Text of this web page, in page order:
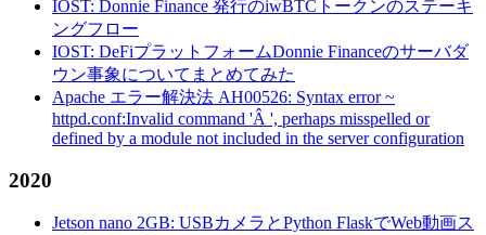
IOST: Donnie Finance 発行のiwBTCトークンのステーキ
ングフロー
IOST: DeFiプラットフォームDonnie Financeのサーバダ
ウン事象についてまとめてみた
Apache エラー解決法 AH00526: Syntax error ~
httpd.conf:Invalid command 'Â ', perhaps misspelled or
defined by a module not included in the server configuration
2020
Jetson nano 2GB: USBカメラとPython FlaskでWeb動画ス